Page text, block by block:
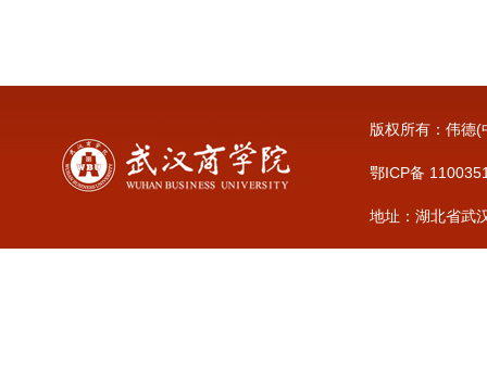
版权所有：伟
鄂ICP备
地址：湖北省武